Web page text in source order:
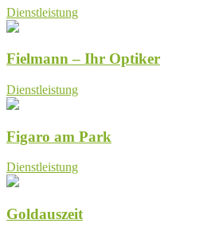
Dienstleistung
Fielmann – Ihr Optiker
Dienstleistung
Figaro am Park
Dienstleistung
Goldauszeit